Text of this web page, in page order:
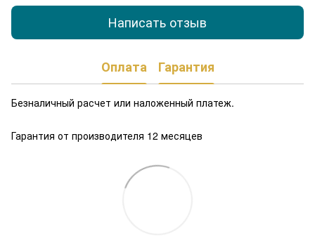
Написать отзыв
Оплата Гарантия
Безналичный расчет или наложенный платеж.
Гарантия от производителя 12 месяцев